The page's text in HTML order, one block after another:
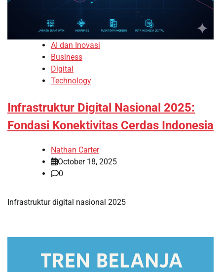
AI dan Inovasi
Business
Digital
Technology
Infrastruktur Digital Nasional 2025:
Fondasi Konektivitas Cerdas Indonesia
Nathan Carter
October 18, 2025
0
Infrastruktur digital nasional 2025